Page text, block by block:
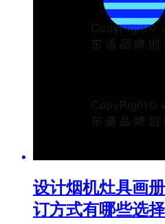
设计烟机灶具画
订方式有哪些选